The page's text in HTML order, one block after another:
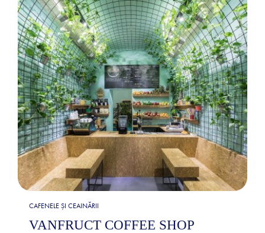
CAFENELE ȘI CEAINĂRII
VANFRUCT COFFEE SHOP